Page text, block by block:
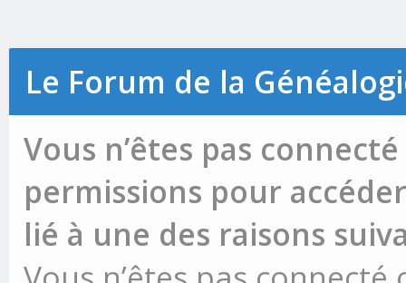
Le Forum de la
Vous n’êtes pas
permissions pour
lié à une des raisons